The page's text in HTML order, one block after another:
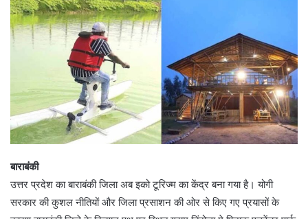
बाराबंकी
उत्तर प्रदेश का बाराबंकी जिला अब इको टूरिज्म का केंद्र बना गया है। योगी
सरकार की कुशल नीतियों और जिला प्रसाशन की ओर से किए गए प्रयासों के